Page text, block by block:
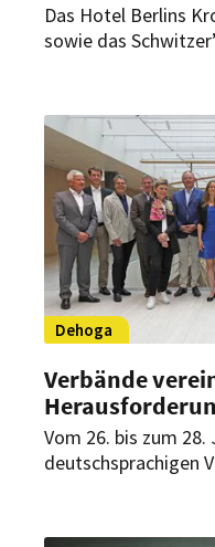
Das Hotel Berlins
sowie das
Gästeerlebnis.
Dehoga
Verbände
Vom 26. bis zum
deutschsprachigen
Dabei hat sich